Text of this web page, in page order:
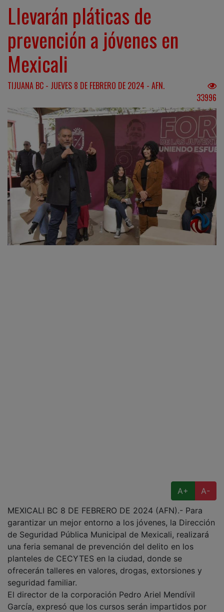
Llevarán pláticas de
prevención a jóvenes en
Mexicali
TIJUANA BC - JUEVES 8 DE FEBRERO DE 2024 - AFN.
33996
A+
A-
MEXICALI BC 8 DE FEBRERO DE 2024 (AFN).- Para
garantizar un mejor entorno a los jóvenes, la Dirección
de Seguridad Pública Municipal de Mexicali, realizará
una feria semanal de prevención del delito en los
planteles de CECYTES en la ciudad, donde se
ofrecerán talleres en valores, drogas, extorsiones y
seguridad familiar.
El director de la corporación Pedro Ariel Mendívil
García, expresó que los cursos serán impartidos por